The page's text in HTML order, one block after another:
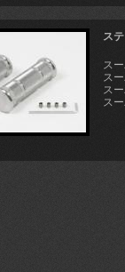
ス
ス
ス
ス
ス